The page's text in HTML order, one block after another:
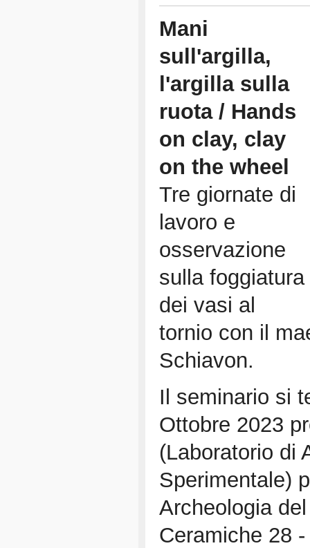
Mani
sull'argilla,
l'argilla sulla
ruota / Hands
on clay, clay
on the wheel
Tre giornate di
lavoro e
osservazione
sulla foggiatura
dei vasi al
tornio con il
Schiavon.
Il seminario si
Ottobre 2023
(Laboratorio di
Sperimentale)
Archeologia
Ceramiche 28